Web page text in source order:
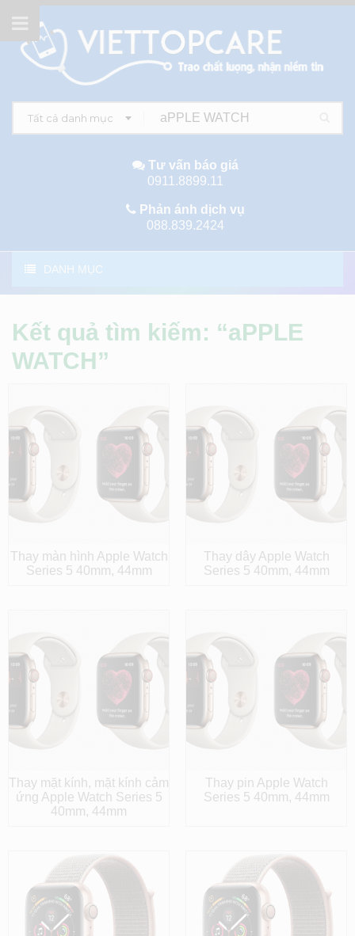
Tất cả danh mục
Tư vấn báo giá
0911.8899.11
Phản ánh dịch vụ
088.839.2424
DANH MỤC
Kết quả tìm kiếm: “aPPLE
WATCH”
Thay màn hình Apple Watch
Series 5 40mm, 44mm
Thay dây Apple Watch
Series 5 40mm, 44mm
Thay mặt kính, mặt kính cảm
ứng Apple Watch Series 5
40mm, 44mm
Thay pin Apple Watch
Series 5 40mm, 44mm